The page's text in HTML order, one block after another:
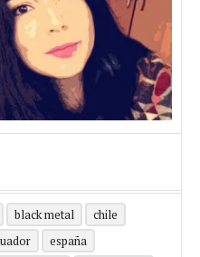
black metal
chile
españa